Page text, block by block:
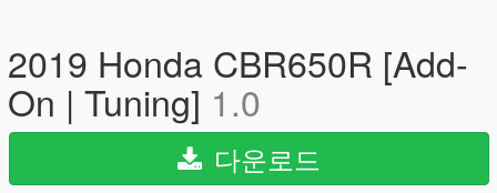
2019 Honda CBR650R [Add-
On | Tuning] 1.0
다운로드